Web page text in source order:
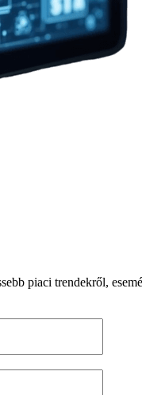
piaci trendekről,